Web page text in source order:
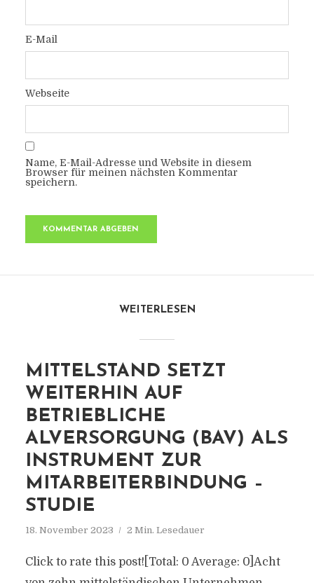
E-Mail
Webseite
Name, E-Mail-Adresse und Website in diesem
Browser für meinen nächsten Kommentar
speichern.
WEITERLESEN
MITTELSTAND SETZT
WEITERHIN AUF
BETRIEBLICHE
ALVERSORGUNG (BAV) ALS
INSTRUMENT ZUR
MITARBEITERBINDUNG –
STUDIE
18. November 2023 2 Min. Lesedauer
Click to rate this post![Total: 0 Average: 0]Acht